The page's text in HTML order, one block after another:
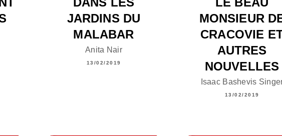
JARDINS DU
MALABAR
Anita Nair
13/02/2019
MONSIEUR
CRACOVIE
AUTRES
NOUVELLES
Isaac Bashevis
13/02/2019